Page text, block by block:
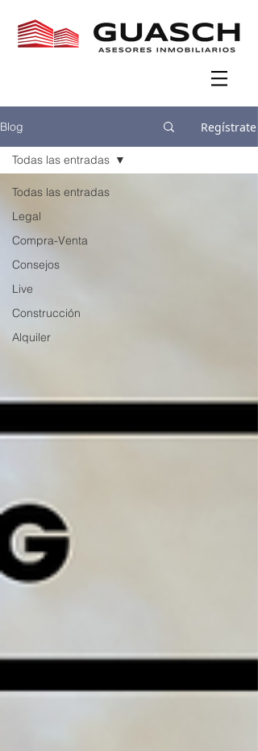
Blog Regístrate
Todas las entradas
Legal
Compra-Venta
Consejos
Live
Construcción
Alquiler
Todas las entradas